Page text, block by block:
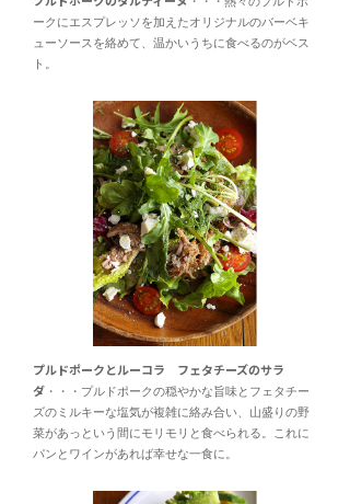
ークにエスプレッソを加えたオリジナルのバーベキ
ューソースを絡めて、温かいうちに食べるのがベス
ト。
プルドポークとルーコラ フェタチーズのサラ
ダ ・・・プルドポークの穏やかな旨味とフェタチー
ズのミルキーな塩気が複雑に絡み合い、山盛りの野
菜があっという間にモリモリと食べられる。これに
パンとワインがあれば幸せな一食に。